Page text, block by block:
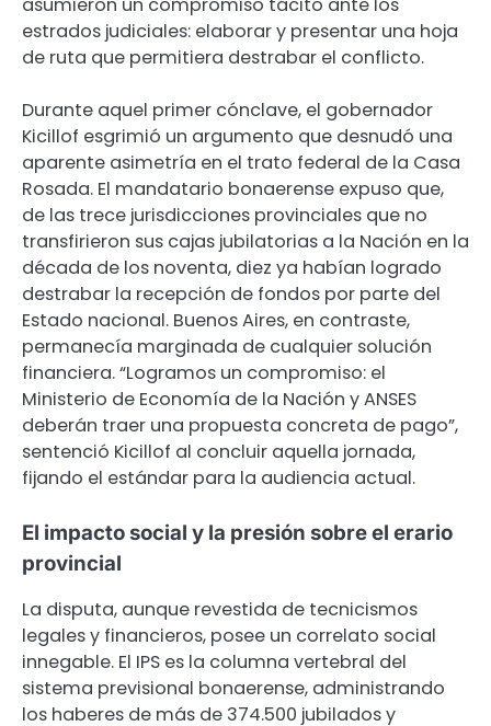
estrados judiciales: elaborar y presentar una hoja
de ruta que permitiera destrabar el conflicto.
Durante aquel primer cónclave, el gobernador
Kicillof esgrimió un argumento que desnudó una
aparente asimetría en el trato federal de la Casa
Rosada. El mandatario bonaerense expuso que,
de las trece jurisdicciones provinciales que no
transfirieron sus cajas jubilatorias a la Nación en la
década de los noventa, diez ya habían logrado
destrabar la recepción de fondos por parte del
Estado nacional. Buenos Aires, en contraste,
permanecía marginada de cualquier solución
financiera. “Logramos un compromiso: el
Ministerio de Economía de la Nación y ANSES
deberán traer una propuesta concreta de pago”,
sentenció Kicillof al concluir aquella jornada,
fijando el estándar para la audiencia actual.
El impacto social y la presión sobre el erario
provincial
La disputa, aunque revestida de tecnicismos
legales y financieros, posee un correlato social
innegable. El IPS es la columna vertebral del
sistema previsional bonaerense, administrando
los haberes de más de 374.500 jubilados y